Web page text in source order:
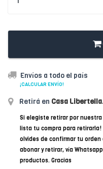
Envíos a todo el país
¡CALCULAR ENVÍO!
Retirá en Casa Libertella.
Si elegiste retirar por
lista tu compra para
olvides de confirmar tu
abonar y retirar, vía Whatsapp
productos. Gracias